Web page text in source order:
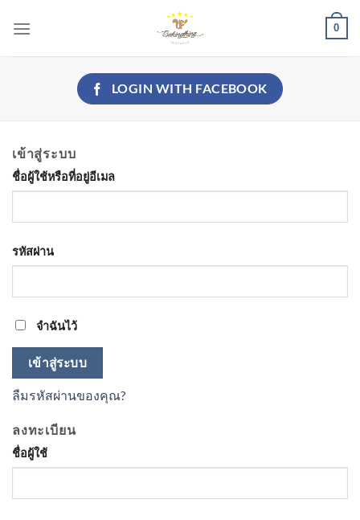
0
LOGIN WITH FACEBOOK
เข้าสู่ระบบ
ชื่อผู้ใช้หรือที่อยู่อีเมล
รหัสผ่าน
จำฉันไว้
เข้าสู่ระบบ
ลืมรหัสผ่านของคุณ?
ลงทะเบียน
ชื่อผู้ใช้